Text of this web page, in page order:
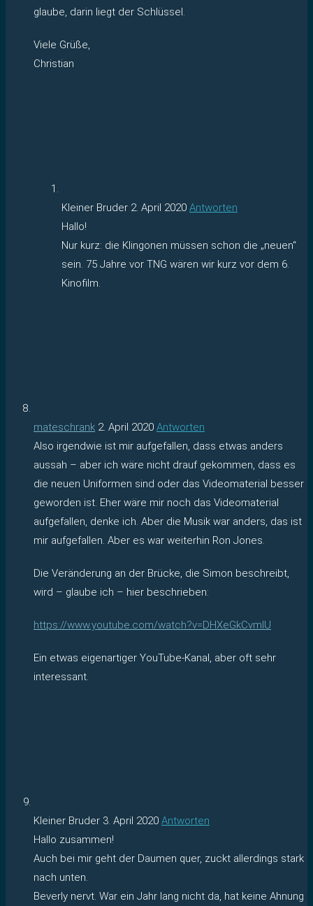
glaube, darin liegt der Schlüssel.
Viele Grüße,
Christian
Kleiner Bruder 2. April 2020 Antworten
Hallo!
Nur kurz: die Klingonen müssen schon die „neuen“
sein. 75 Jahre vor TNG wären wir kurz vor dem 6.
Kinofilm.
mateschrank 2. April 2020 Antworten
Also irgendwie ist mir aufgefallen, dass etwas anders
aussah – aber ich wäre nicht drauf gekommen, dass es
die neuen Uniformen sind oder das Videomaterial besser
geworden ist. Eher wäre mir noch das Videomaterial
aufgefallen, denke ich. Aber die Musik war anders, das ist
mir aufgefallen. Aber es war weiterhin Ron Jones.
Die Veränderung an der Brücke, die Simon beschreibt,
wird – glaube ich – hier beschrieben:
https://www.youtube.com/watch?v=DHXeGkCvmlU
Ein etwas eigenartiger YouTube-Kanal, aber oft sehr
interessant.
Kleiner Bruder 3. April 2020 Antworten
Hallo zusammen!
Auch bei mir geht der Daumen quer, zuckt allerdings stark
nach unten.
Beverly nervt. War ein Jahr lang nicht da, hat keine Ahnung